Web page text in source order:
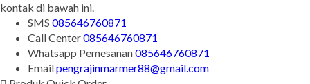
kontak di bawah ini.
SMS 085646760871
Call Center085646760871
Whatsapp Pemesanan085646760871
Emailpengrajinmarmer88@gmail.com